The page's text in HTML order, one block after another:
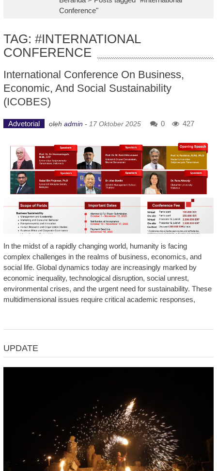
Conference"
TAG: #INTERNATIONAL
CONFERENCE
International Conference On Business,
Economic, And Social Sustainability
(ICOBES)
Advetorial oleh admin - 17 Oktober 2025 0 427
In the midst of a rapidly changing world, humanity is facing
complex challenges in the realms of business, economics, and
social life. Global dynamics today are increasingly marked by
economic inequality, technological disruption, social unrest,
environmental crises, and the urgent need for sustainability. These
multidimensional issues require critical academic responses,
UPDATE